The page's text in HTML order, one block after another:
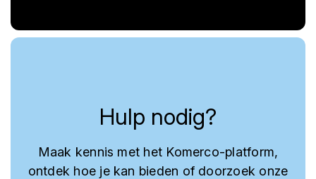
Hulp nodig?
Maak kennis met het Komerco-platform,
ontdek hoe je kan bieden of doorzoek onze